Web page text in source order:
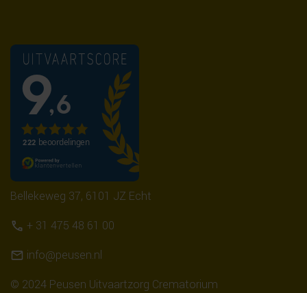
Bellekeweg 37, 6101 JZ Echt
+ 31 475 48 61 00
info@peusen.nl
© 2024 Peusen Uitvaartzorg Crematorium